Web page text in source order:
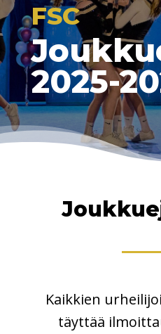
FSC
2025-
Kaikkien
täyttää